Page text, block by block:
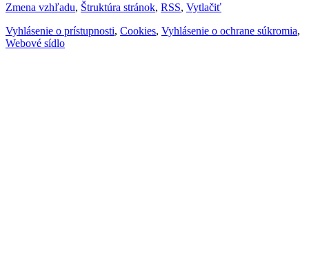
Zmena vzhľadu, Štruktúra stránok, RSS, Vytlačiť
Vyhlásenie o prístupnosti, Cookies, Vyhlásenie o ochrane súkromia,
Webové sídlo